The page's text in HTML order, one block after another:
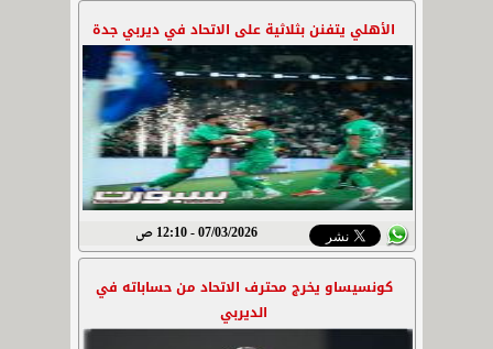
الأهلي يتفنن بثلاثية على الاتحاد في ديربي جدة
07/03/2026 - 12:10 ص
كونسيساو يخرج محترف الاتحاد من حساباته في
الديربي